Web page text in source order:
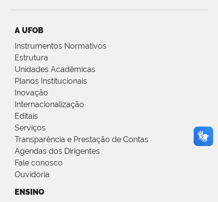
A UFOB
Instrumentos Normativos
Estrutura
Unidades Acadêmicas
Planos Institucionais
Inovação
Internacionalização
Editais
Serviços
Transparência e Prestação de Contas
Agendas dos Dirigentes
Fale conosco
Ouvidoria
ENSINO